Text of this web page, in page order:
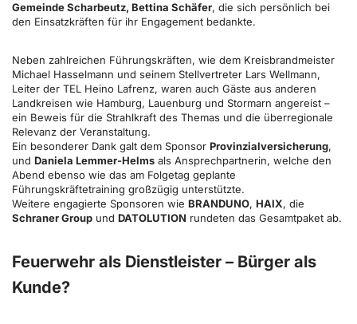
Gemeinde Scharbeutz, Bettina Schäfer, die sich persönlich bei
den Einsatzkräften für ihr Engagement bedankte.
Neben zahlreichen Führungskräften, wie dem Kreisbrandmeister
Michael Hasselmann und seinem Stellvertreter Lars Wellmann,
Leiter der TEL Heino Lafrenz, waren auch Gäste aus anderen
Landkreisen wie Hamburg, Lauenburg und Stormarn angereist –
ein Beweis für die Strahlkraft des Themas und die überregionale
Relevanz der Veranstaltung.
Ein besonderer Dank galt dem Sponsor Provinzialversicherung,
und Daniela Lemmer-Helms als Ansprechpartnerin, welche den
Abend ebenso wie das am Folgetag geplante
Führungskräftetraining großzügig unterstützte.
Weitere engagierte Sponsoren wie BRANDUNO, HAIX, die
Schraner Group und DATOLUTION rundeten das Gesamtpaket ab.
Feuerwehr als Dienstleister – Bürger als
Kunde?